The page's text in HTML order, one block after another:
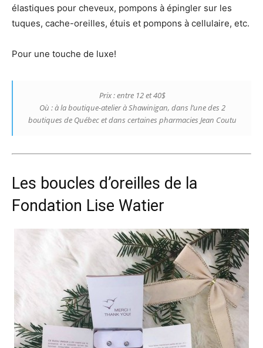
élastiques pour cheveux, pompons à épingler sur les
tuques, cache-oreilles, étuis et pompons à cellulaire, etc.
Pour une touche de luxe!
Prix : entre 12 et 40$
Où : à la boutique-atelier à Shawinigan, dans l’une des 2
boutiques de Québec et dans certaines pharmacies Jean Coutu
Les boucles d’oreilles de la
Fondation Lise Watier